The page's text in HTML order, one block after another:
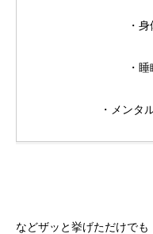
・
・
・メンタ
などザッと挙げただけでも